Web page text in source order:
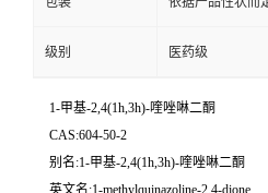
级别 医药级
1-甲基-2,4(1h,3h)-喹唑啉二酮
CAS:604-50-2
别名:1-甲基-2,4(1h,3h)-喹唑啉二酮